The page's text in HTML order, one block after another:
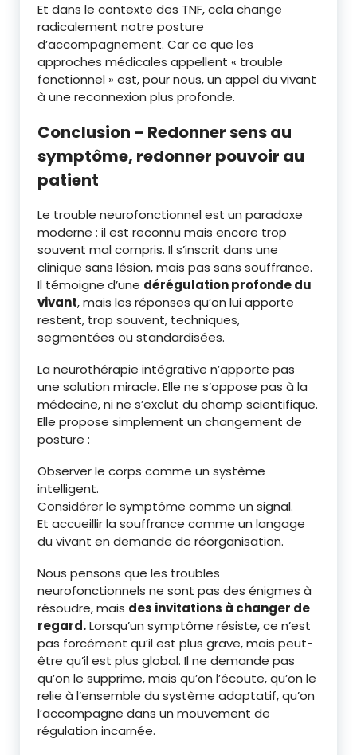
Et dans le contexte des TNF, cela change
radicalement notre posture
d’accompagnement. Car ce que les
approches médicales appellent « trouble
fonctionnel » est, pour nous, un appel du vivant
à une reconnexion plus profonde.
Conclusion – Redonner sens au
symptôme, redonner pouvoir au
patient
Le trouble neurofonctionnel est un paradoxe
moderne : il est reconnu mais encore trop
souvent mal compris. Il s’inscrit dans une
clinique sans lésion, mais pas sans souffrance.
Il témoigne d’une dérégulation profonde du
vivant, mais les réponses qu’on lui apporte
restent, trop souvent, techniques,
segmentées ou standardisées.
La neurothérapie intégrative n’apporte pas
une solution miracle. Elle ne s’oppose pas à la
médecine, ni ne s’exclut du champ scientifique.
Elle propose simplement un changement de
posture :
Observer le corps comme un système
intelligent.
Considérer le symptôme comme un signal.
Et accueillir la souffrance comme un langage
du vivant en demande de réorganisation.
Nous pensons que les troubles
neurofonctionnels ne sont pas des énigmes à
résoudre, mais des invitations à changer de
regard.Lorsqu’un symptôme résiste, ce n’est
pas forcément qu’il est plus grave, mais peut-
être qu’il est plus global. Il ne demande pas
qu’on le supprime, mais qu’on l’écoute, qu’on le
relie à l’ensemble du système adaptatif, qu’on
l’accompagne dans un mouvement de
régulation incarnée.